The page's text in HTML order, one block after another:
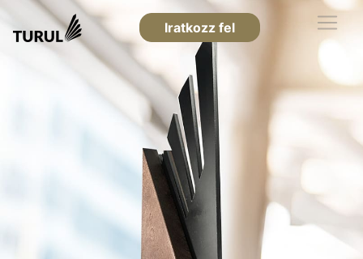
Iratkozz fel